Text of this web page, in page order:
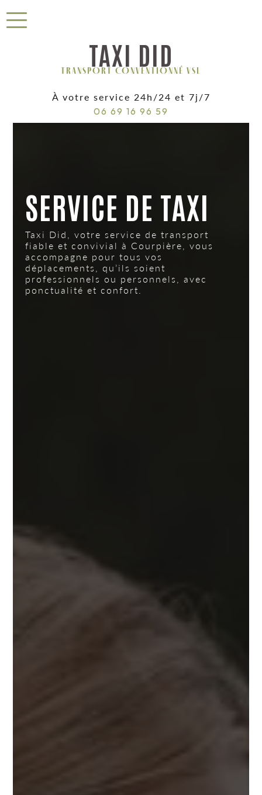
TAXI DID
TRANSPORT CONVENTIONNÉ VSL
À votre service 24h/24 et 7j/7
06 69 16 96 59
SERVICE DE TAXI
Taxi Did, votre service de transport
fiable et convivial à Courpière, vous
accompagne pour tous vos
déplacements, qu’ils soient
professionnels ou personnels, avec
ponctualité et confort.